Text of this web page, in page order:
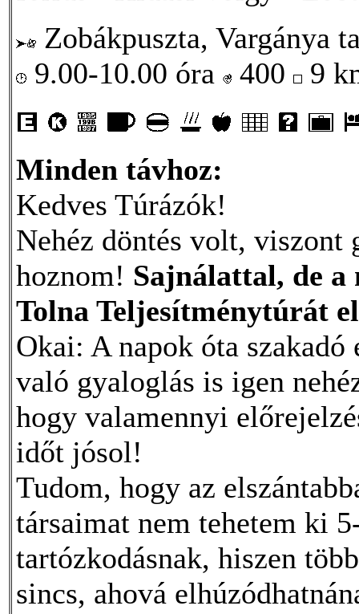
Zobákpuszta, Vargánya
9.00-10.00 óra
400 9
Minden távhoz:
Kedves Túrázók!
Nehéz döntés volt, viszont
hoznom! Sajnálattal, de a
Tolna Teljesítménytúrát
Okai: A napok óta
való gyaloglás is igen
hogy valamennyi
időt jósol!
Tudom, hogy az
társaimat nem tehetem ki
tartózkodásnak, hiszen
sincs, ahová